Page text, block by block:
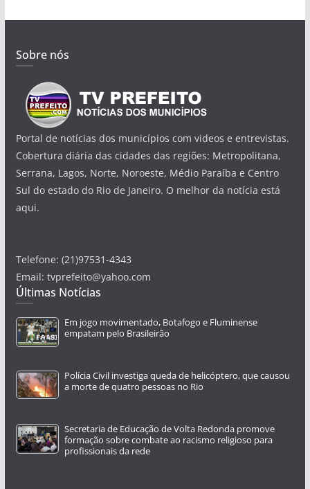
Sobre nós
Portal de notícias dos municípios com videos e entrevistas.
Cobertura diária das cidades das regiões: Metropolitana,
Serrana, Lagos, Norte, Noroeste, Médio Paraíba e Centro
Sul do estado do Rio de Janeiro. O melhor da notícia está
aqui.
Telefone: (21)97531-4343
Email: tvprefeito@yahoo.com
Últimas Notícias
Em jogo movimentado, Botafogo e Fluminense
empatam pelo Brasileirão
Polícia Civil investiga queda de helicóptero, que causou
a morte de quatro pessoas no Rio
Secretaria de Educação de Volta Redonda promove
formação sobre combate ao racismo religioso para
profissionais da rede